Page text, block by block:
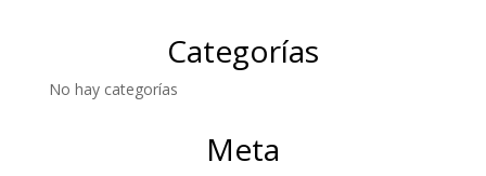
Categorías
No hay categorías
Meta